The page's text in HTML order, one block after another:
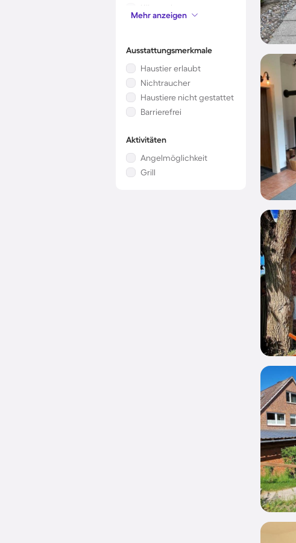
Klimaanlage
Mikrowelle
Mehr anzeigen
Ausstattungsmerkmale
Haustier erlaubt
Nichtraucher
Haustiere nicht gestattet
Barrierefrei
Aktivitäten
Angelmöglichkeit
Grill